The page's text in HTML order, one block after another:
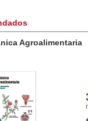
Agroalimentaria
IVA